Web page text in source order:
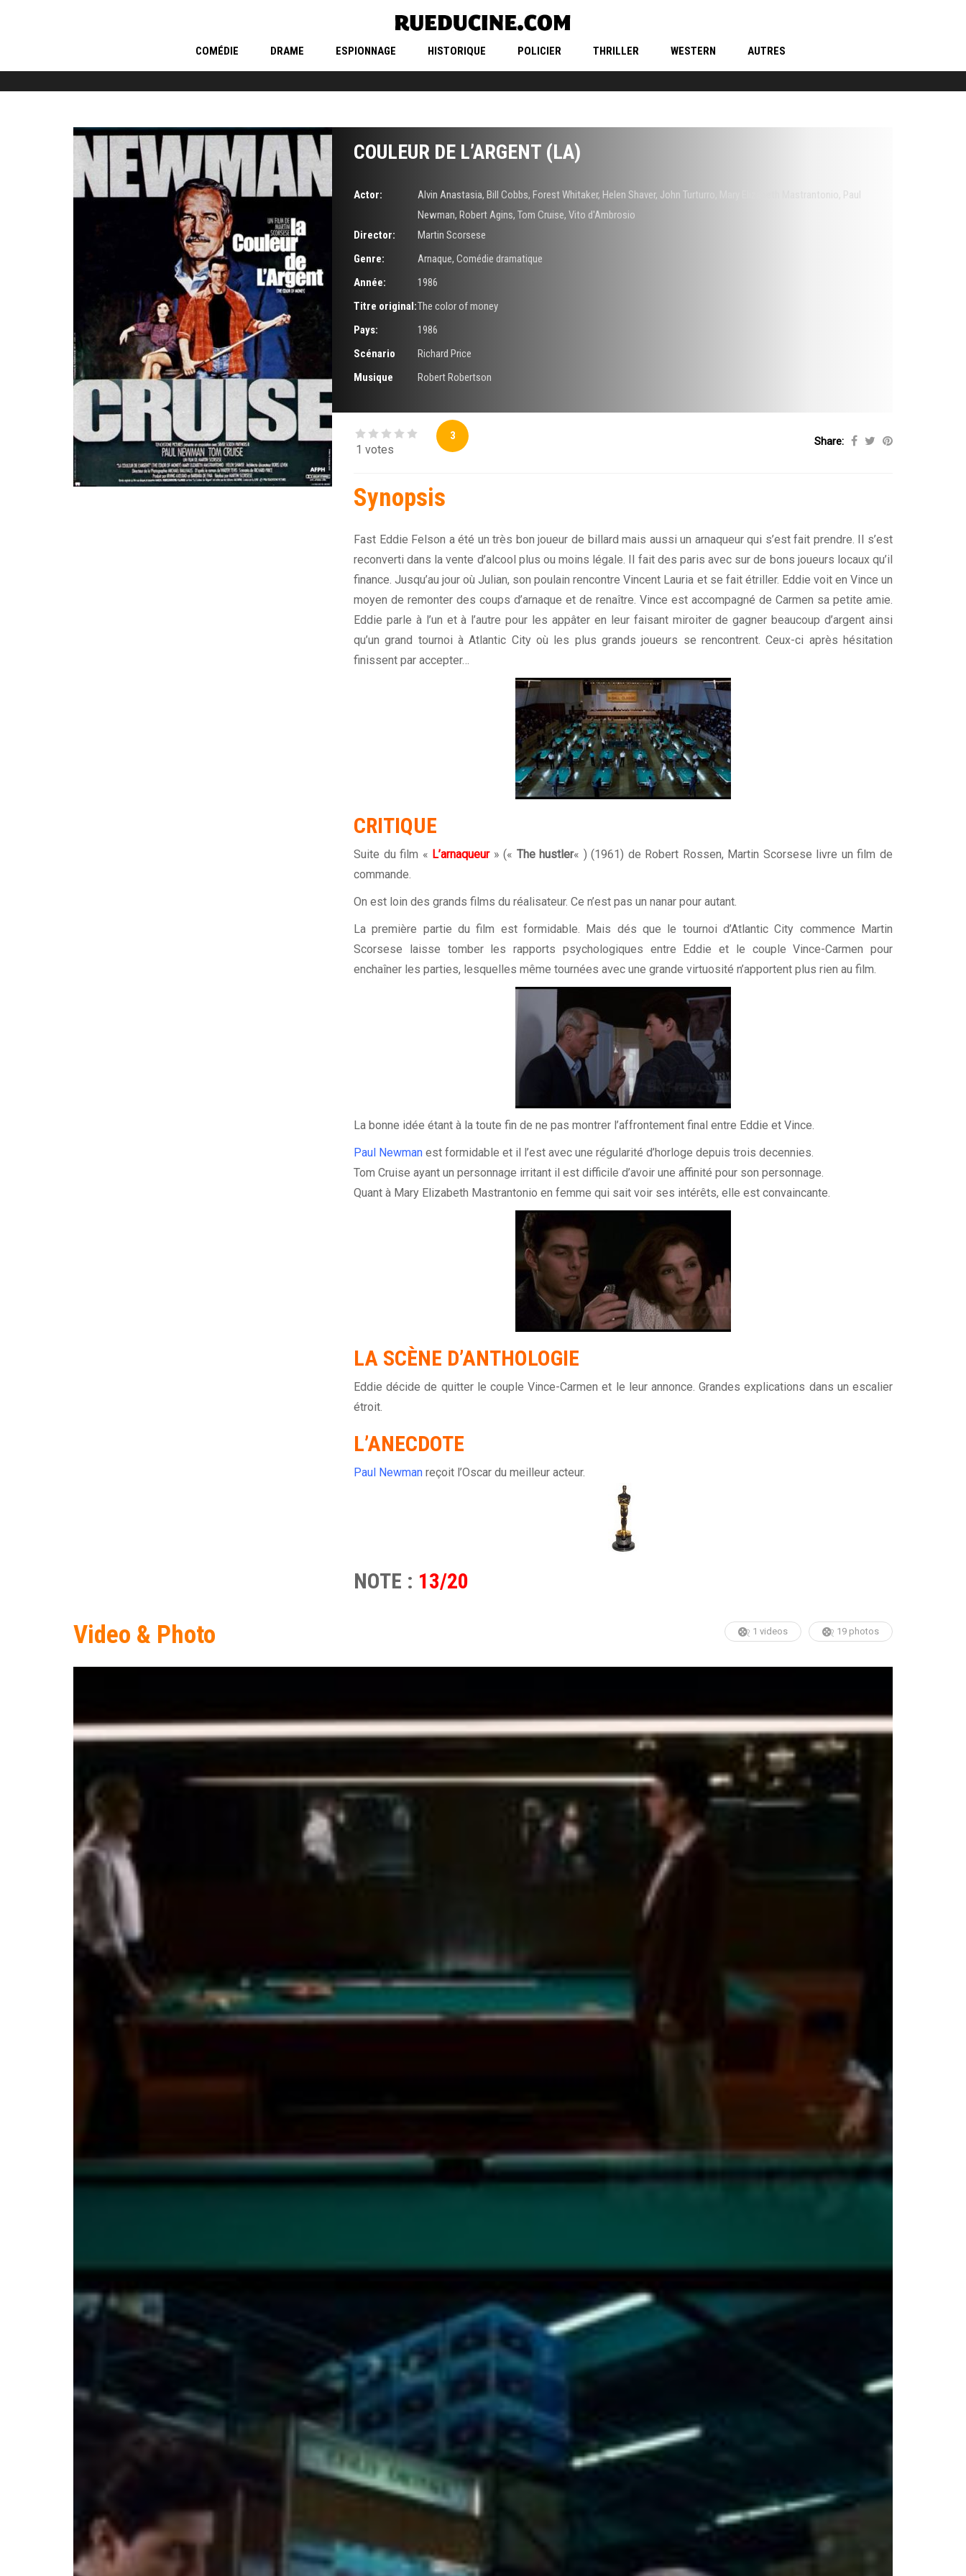
COMÉDIE DRAME ESPIONNAGE HISTORIQUE POLICIER THRILLER WESTERN AUTRES
COULEUR DE L’ARGENT (LA)
Actor: Alvin Anastasia, Bill Cobbs, Forest Whitaker, Helen Shaver, John Turturro Mary Elizabeth Mastrantonio, Paul
Newman, Robert Agins, Tom Cruise, Vito d'Ambrosio
Director:
Martin Scorsese
Genre:
Arnaque, Comédie dramatique
Année:
1986
Titre original:The color of money
Pays:
1986
Scénario
Richard Price
Musique
Robert Robertson
1 votes
3 Share:
Synopsis
Fast Eddie Felson a été un très bon joueur de billard mais aussi un arnaqueur qui s’est fait prendre. Il s’est
reconverti dans la vente d’alcool plus ou moins légale. Il fait des paris avec sur de bons joueurs locaux qu’il
finance. Jusqu’au jour où Julian, son poulain rencontre Vincent Lauria et se fait étriller. Eddie voit en Vince un
moyen de remonter des coups d’arnaque et de renaître. Vince est accompagné de Carmen sa petite amie.
Eddie parle à l’un et à l’autre pour les appâter en leur faisant miroiter de gagner beaucoup d’argent ainsi
qu’un grand tournoi à Atlantic City où les plus grands joueurs se rencontrent. Ceux-ci après hésitation
finissent par accepter…
CRITIQUE
Suite du film « L’arnaqueur» (« The hustler« ) (1961) de Robert Rossen, Martin Scorsese livre un film de
commande.
On est loin des grands films du réalisateur. Ce n’est pas un nanar pour autant.
La première partie du film est formidable. Mais dés que le tournoi d’Atlantic City commence Martin
Scorsese laisse tomber les rapports psychologiques entre Eddie et le couple Vince-Carmen pour
enchaîner les parties, lesquelles même tournées avec une grande virtuosité n’apportent plus rien au film.
La bonne idée étant à la toute fin de ne pas montrer l’affrontement final entre Eddie et Vince.
Paul Newman est formidable et il l’est avec une régularité d’horloge depuis trois decennies.
Tom Cruise ayant un personnage irritant il est difficile d’avoir une affinité pour son personnage.
Quant à Mary Elizabeth Mastrantonio en femme qui sait voir ses intérêts, elle est convaincante.
LA SCÈNE D’ANTHOLOGIE
Eddie décide de quitter le couple Vince-Carmen et le leur annonce. Grandes explications dans un escalier
étroit.
L’ANECDOTE
Paul Newman reçoit l’Oscar du meilleur acteur.
NOTE : 13/20
Video & Photo 1 videos 19 photos